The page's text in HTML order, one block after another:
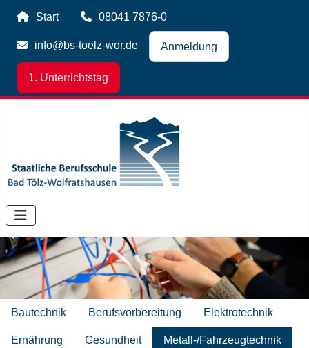
Start 08041 7876-0
info@bs-toelz-wor.de Anmeldung
1. Unterrichtstag
Bautechnik Berufsvorbereitung Elektrotechnik
Ernährung Gesundheit Metall-/Fahrzeugtechnik